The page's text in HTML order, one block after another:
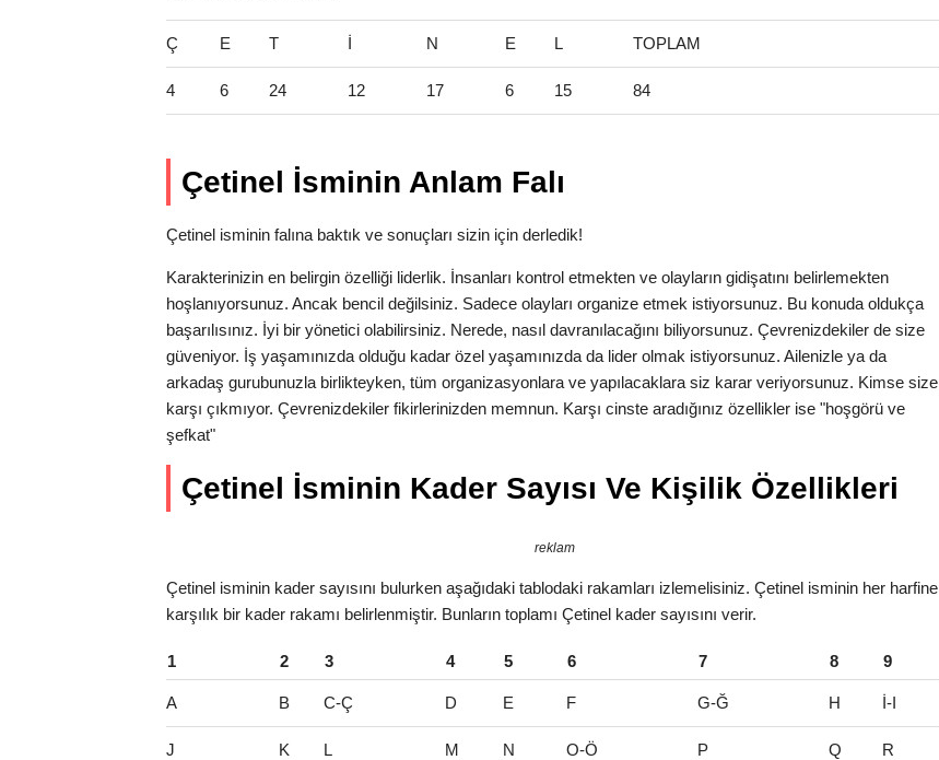
Ç E T İ N E L TOPLAM
4 6 24 12 17 6 15 84
Çetinel İsminin Anlam Falı
Çetinel isminin falına baktık ve sonuçları sizin için derledik!
Karakterinizin en belirgin özelliği liderlik. İnsanları kontrol etmekten ve olayların gidişatını belirlemekten
hoşlanıyorsunuz. Ancak bencil değilsiniz. Sadece olayları organize etmek istiyorsunuz. Bu konuda oldukça
başarılısınız. İyi bir yönetici olabilirsiniz. Nerede, nasıl davranılacağını biliyorsunuz. Çevrenizdekiler de size
güveniyor. İş yaşamınızda olduğu kadar özel yaşamınızda da lider olmak istiyorsunuz. Ailenizle ya da
arkadaş gurubunuzla birlikteyken, tüm organizasyonlara ve yapılacaklara siz karar veriyorsunuz. Kimse size
karşı çıkmıyor. Çevrenizdekiler fikirlerinizden memnun. Karşı cinste aradığınız özellikler ise "hoşgörü ve
şefkat"
Çetinel İsminin Kader Sayısı Ve Kişilik Özellikleri
reklam
Çetinel isminin kader sayısını bulurken aşağıdaki tablodaki rakamları izlemelisiniz. Çetinel isminin her harfine
karşılık bir kader rakamı belirlenmiştir. Bunların toplamı Çetinel kader sayısını verir.
1 2 3 4 5 6 7 8 9
A B C-Ç D E F G-Ğ H İ-I
J K L M N O-Ö P Q R